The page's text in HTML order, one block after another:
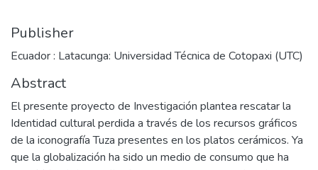
Publisher
Ecuador : Latacunga: Universidad Técnica de Cotopaxi (UTC)
Abstract
El presente proyecto de Investigación plantea rescatar la
Identidad cultural perdida a través de los recursos gráficos
de la iconografía Tuza presentes en los platos cerámicos. Ya
que la globalización ha sido un medio de consumo que ha